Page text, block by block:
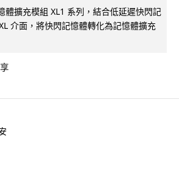
體擴充模組 XL1 系列，結合低延遲快閃記
介面，將快閃記憶體轉化為記憶體擴充